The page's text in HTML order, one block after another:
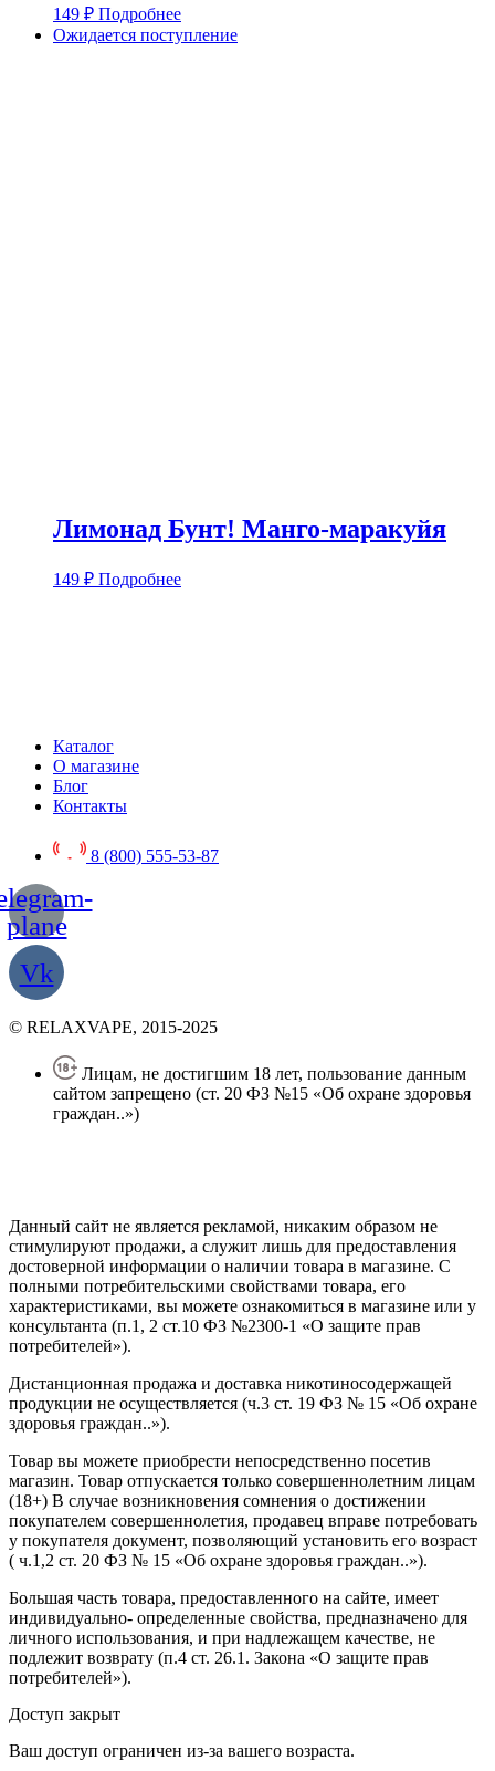
149 ₽ Подробнее
Ожидается поступление
Лимонад Бунт! Манго-маракуйя
149 ₽ Подробнее
Каталог
О магазине
Блог
Контакты
8 (800) 555-53-87
plane
Vk
© RELAXVAPE, 2015-2025
Лицам, не достигшим 18 лет, пользование данным
сайтом запрещено (ст. 20 ФЗ №15 «Об охране здоровья
граждан..»)
Данный сайт не является рекламой, никаким образом не
стимулируют продажи, а служит лишь для предоставления
достоверной информации о наличии товара в магазине. С
полными потребительскими свойствами товара, его
характеристиками, вы можете ознакомиться в магазине или у
консультанта (п.1, 2 ст.10 ФЗ №2300-1 «О защите прав
потребителей»).
Дистанционная продажа и доставка никотиносодержащей
продукции не осуществляется (ч.3 ст. 19 ФЗ № 15 «Об охране
здоровья граждан..»).
Товар вы можете приобрести непосредственно посетив
магазин. Товар отпускается только совершеннолетним лицам
(18+) В случае возникновения сомнения о достижении
покупателем совершеннолетия, продавец вправе потребовать
у покупателя документ, позволяющий установить его возраст
( ч.1,2 ст. 20 ФЗ № 15 «Об охране здоровья граждан..»).
Большая часть товара, предоставленного на сайте, имеет
индивидуально- определенные свойства, предназначено для
личного использования, и при надлежащем качестве, не
подлежит возврату (п.4 ст. 26.1. Закона «О защите прав
потребителей»).
Доступ закрыт
Ваш доступ ограничен из-за вашего возраста.